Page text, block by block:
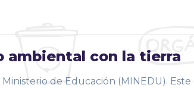
ambiental con la tierra
de Educación (MINEDU). Este